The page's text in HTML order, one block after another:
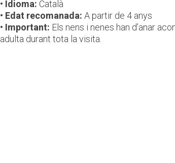
• Idioma: Català
• Edat recomanada: A partir de 4 anys
• Important: Els nens i nenes han d’anar
adulta durant tota la visita.